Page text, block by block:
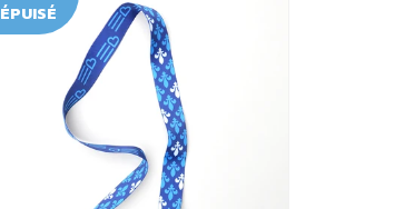
ÉPUISÉ